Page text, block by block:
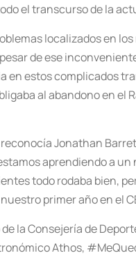
el transcurso de la
localizados en
de ese
en estos complicados
al abandono en el
Jonathan
aprendiendo a
todo rodaba bien,
primer año en el
la Consejería de
Athos,